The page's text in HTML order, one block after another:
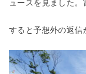
ュースを見ました。
すると予想外の返信